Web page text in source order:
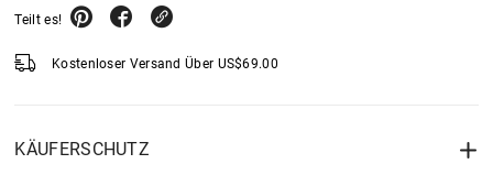
Teilt es!
Kostenloser Versand Über US$69.00
KÄUFERSCHUTZ